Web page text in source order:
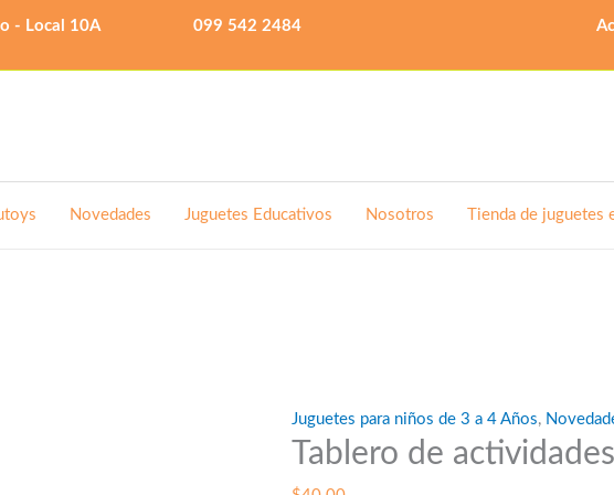
- Local 10A 099 542 2484
Novedades Juguetes Educativos Nosotros Tienda de juguetes
Juguetes para niños de 3 a 4 Años,
Tablero de